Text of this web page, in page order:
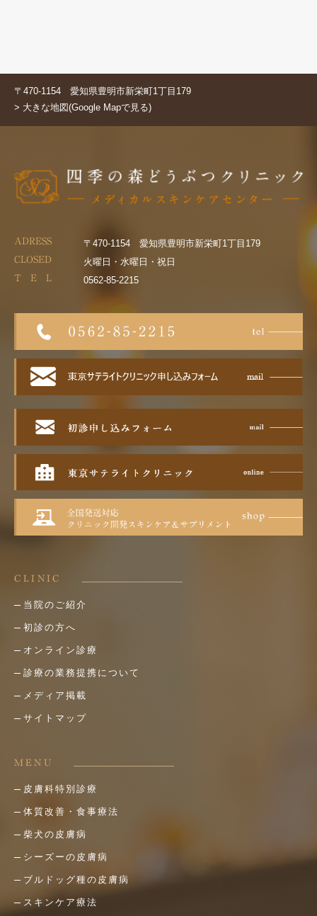
〒470-1154 愛知県豊明市新栄町1丁目179
> 大きな地図(Google Mapで見る)
ADRESS 〒470-1154 愛知県豊明市新栄町1丁目179
CLOSED 火曜日・水曜日・祝日
T E L 0562-85-2215
CLINIC
当院のご紹介
初診の方へ
オンライン診療
診療の業務提携について
メディア掲載
サイトマップ
MENU
皮膚科特別診療
体質改善・食事療法
柴犬の皮膚病
シーズーの皮膚病
ブルドッグ種の皮膚病
スキンケア療法